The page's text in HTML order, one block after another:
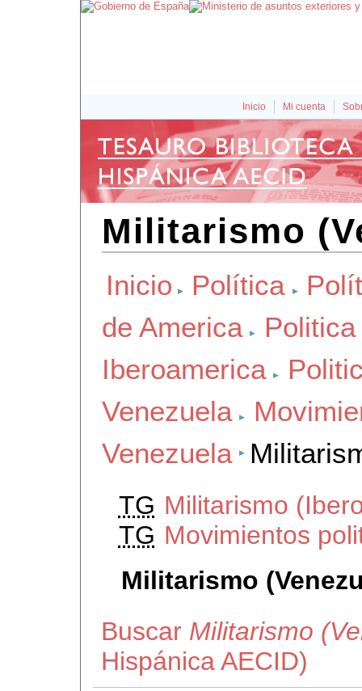
Inicio Mi cuenta
Militarismo
Inicio Política
de America
Iberoamerica
Venezuela
Venezuela
TG Militarismo
TG Movimientos
Militarismo
Buscar Militarismo
Hispánica AECID)